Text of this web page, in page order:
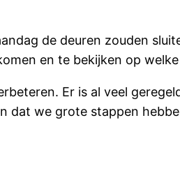
de deuren zouden
en te bekijken op
Er is al veel
we grote stappen